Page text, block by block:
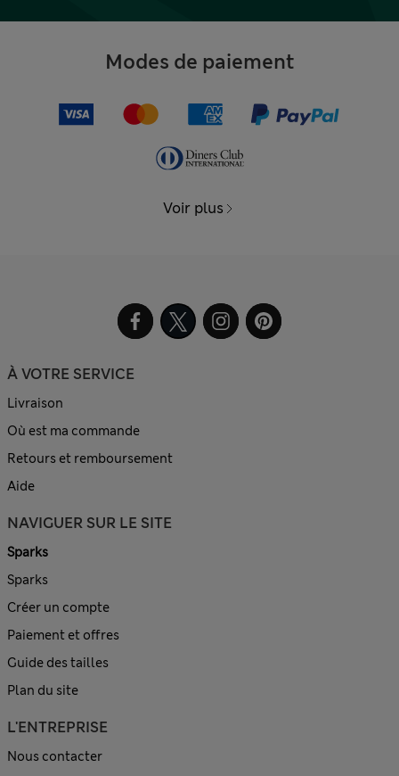
Modes de paiement
Voir plus
À VOTRE SERVICE
Livraison
Où est ma commande
Retours et remboursement
Aide
NAVIGUER SUR LE SITE
Sparks
Sparks
Créer un compte
Paiement et offres
Guide des tailles
Plan du site
L'ENTREPRISE
Nous contacter